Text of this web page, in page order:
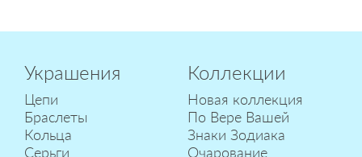
Украшения
Цепи
Браслеты
Кольца
Серьги
Коллекции
Новая коллекция
По Вере Вашей
Знаки Зодиака
Очарование